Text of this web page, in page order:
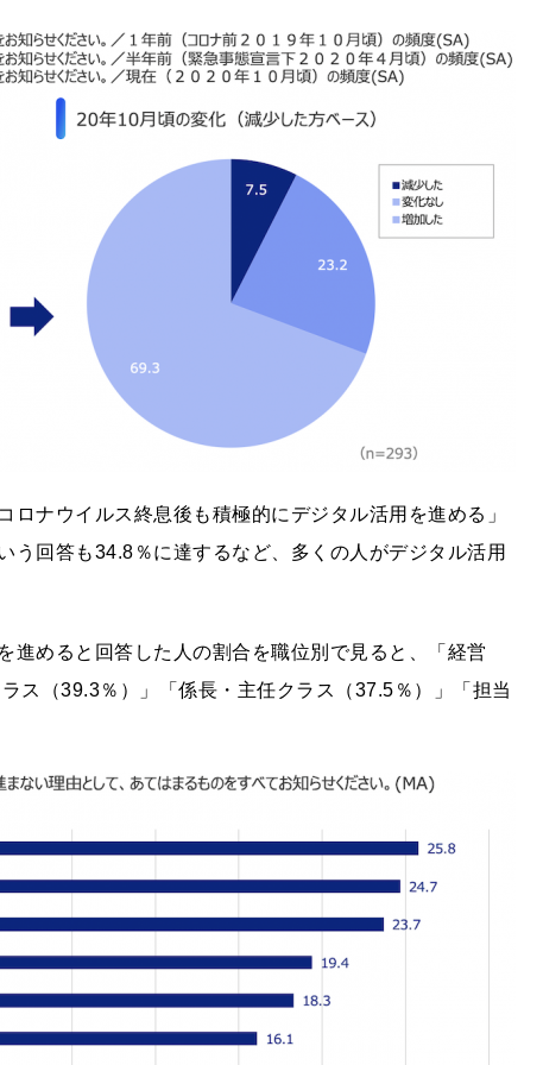
ナウイルス終息後も積極的にデジタル活用を進める」
う回答も34.8％に達するなど、多くの人がデジタル活用
進めると回答した人の割合を職位別で見ると、「経営
ス（39.3％）」「係長・主任クラス（37.5％）」「担当